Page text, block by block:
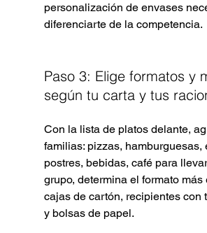
personalización de envases
diferenciarte de la competencia.
Paso 3: Elige formatos y
según tu carta y tus
Con la lista de platos delante,
familias: pizzas, hamburguesas,
postres, bebidas, café para
grupo, determina el formato más
cajas de cartón, recipientes con
y bolsas de papel.